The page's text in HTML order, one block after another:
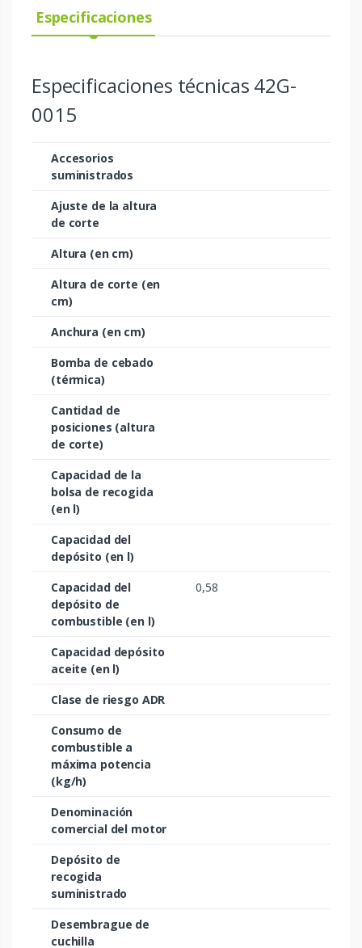
Especificaciones
Especificaciones técnicas 42G-
0015
Accesorios
suministrados
Ajuste de la altura
de corte
Altura (en cm)
Altura de corte (en
cm)
Anchura (en cm)
Bomba de cebado
(térmica)
Cantidad de
posiciones (altura
de corte)
Capacidad de la
bolsa de recogida
(en l)
Capacidad del
depósito (en l)
Capacidad del
depósito de
combustible (en l)
0,58
Capacidad depósito
aceite (en l)
Clase de riesgo ADR
Consumo de
combustible a
máxima potencia
(kg/h)
Denominación
comercial del motor
Depósito de
recogida
suministrado
Desembrague de
cuchilla